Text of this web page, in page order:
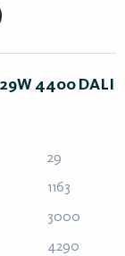
4400 DALI
29
1163
3000
4290